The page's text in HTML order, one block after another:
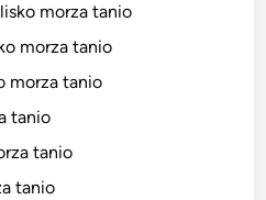
morza tanio
morza tanio
morza tanio
tanio
tanio
tanio